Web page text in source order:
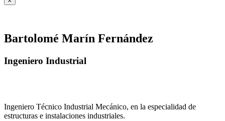
Bartolomé Marín Fernández
Ingeniero Industrial
Ingeniero Técnico Industrial Mecánico, en la especialidad de
estructuras e instalaciones industriales.